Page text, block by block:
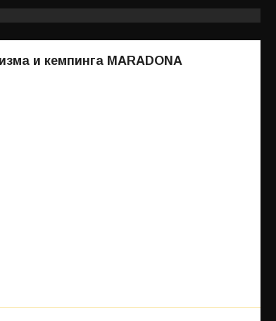
и кемпинга MARADONA